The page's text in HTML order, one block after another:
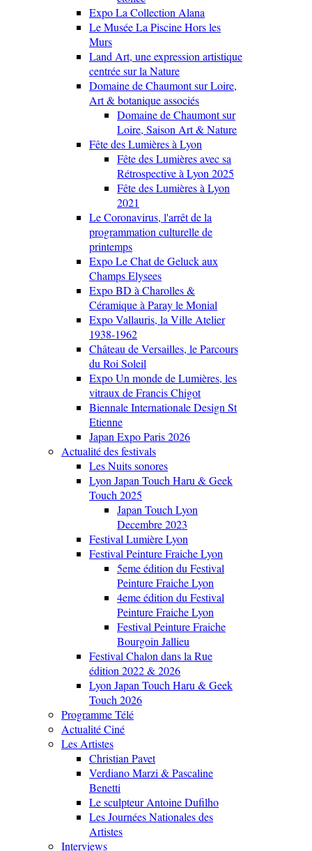
Expo La Collection Alana
Le Musée La Piscine Hors les
Murs
Land Art, une expression artistique
centrée sur la Nature
Domaine de Chaumont sur Loire,
Art & botanique associés
Domaine de Chaumont sur
Loire, Saison Art & Nature
Fête des Lumières à Lyon
Fête des Lumières avec sa
Rétrospective à Lyon 2025
Fête des Lumières à Lyon
2021
Le Coronavirus, l'arrêt de la
programmation culturelle de
printemps
Expo Le Chat de Geluck aux
Champs Elysees
Expo BD à Charolles &
Céramique à Paray le Monial
Expo Vallauris, la Ville Atelier
1938-1962
Château de Versailles, le Parcours
du Roi Soleil
Expo Un monde de Lumières, les
vitraux de Francis Chigot
Biennale Internationale Design St
Etienne
Japan Expo Paris 2026
Actualité des festivals
Les Nuits sonores
Lyon Japan Touch Haru & Geek
Touch 2025
Japan Touch Lyon
Decembre 2023
Festival Lumière Lyon
Festival Peinture Fraiche Lyon
5eme édition du Festival
Peinture Fraiche Lyon
4eme édition du Festival
Peinture Fraiche Lyon
Festival Peinture Fraiche
Bourgoin Jallieu
Festival Chalon dans la Rue
édition 2022 & 2026
Lyon Japan Touch Haru & Geek
Touch 2026
Programme Télé
Actualité Ciné
Les Artistes
Christian Pavet
Verdiano Marzi & Pascaline
Benetti
Le sculpteur Antoine Dufilho
Les Journées Nationales des
Artistes
Interviews